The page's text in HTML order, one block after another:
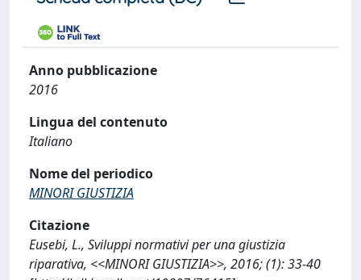
Anno pubblicazione
2016
Lingua del contenuto
Italiano
Nome del periodico
MINORI GIUSTIZIA
Citazione
Eusebi, L., Sviluppi normativi per una giustizia
riparativa, <<MINORI GIUSTIZIA>>, 2016; (1): 33-40